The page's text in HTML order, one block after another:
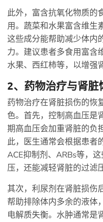
此外，富含抗氧化物质的
用。蔬菜和水果富含维生
这些成分能帮助减少体内
力。建议患者多食用富含
水果、西红柿等，以增强
2、药物治疗与肾脏
药物治疗在肾脏损伤的恢
色。首先，控制高血压是
期高血压会加重肾脏的负
此，医生通常会根据患者
ACE抑制剂、ARBs等，
压，还能减轻肾脏的过滤
其次，利尿剂在肾脏损伤
帮助排除体内多余的液体
电解质失衡。水肿通常是